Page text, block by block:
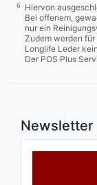
6
Hiervon
Bei offenem,
nur ein
Zudem werden
Longlife Leder
Der POS Plus
Newsletter